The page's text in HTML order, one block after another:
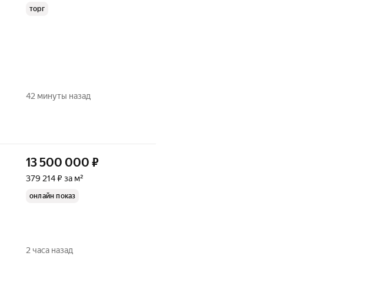
торг
42 минуты назад
13 500 000 ₽
379 214 ₽ за м²
онлайн показ
2 часа назад